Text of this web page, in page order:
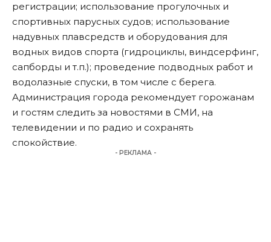
регистрации; использование прогулочных и
спортивных парусных судов; использование
надувных плавсредств и оборудования для
водных видов спорта (гидроциклы, виндсерфинг,
сапборды и т.п.); проведение подводных работ и
водолазные спуски, в том числе с берега.
Администрация города рекомендует горожанам
и гостям следить за новостями в СМИ, на
телевидении и по радио и сохранять
спокойствие.
- РЕКЛАМА -